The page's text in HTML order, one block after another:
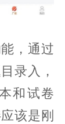
，通过
录入，
和试卷
该是刚